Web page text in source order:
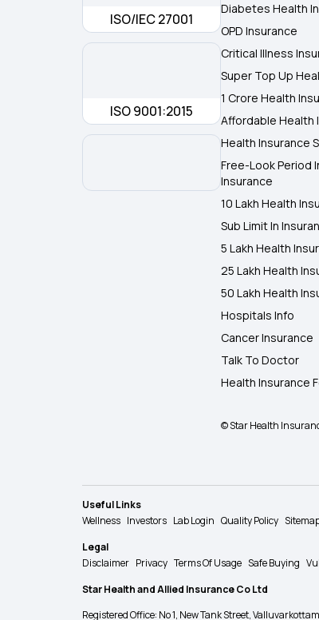
ISO/IEC 27001
ISO 9001:2015
Diabetes Health
OPD Insurance
Critical Illness
Super Top Up
1 Crore Health
Affordable Health
Health Insurance
Free-Look Period
Insurance
10 Lakh Health
Sub Limit In
5 Lakh Health
25 Lakh Health
50 Lakh Health
Hospitals Info
Cancer Insurance
Talk To Doctor
Health Insurance
© Star Health
Useful Links
Wellness Investors Lab Login Quality Policy
Legal
Disclaimer Privacy Terms Of Usage Safe Buying
Star Health and Allied Insurance Co Ltd
Registered Office: No 1, New Tank Street,